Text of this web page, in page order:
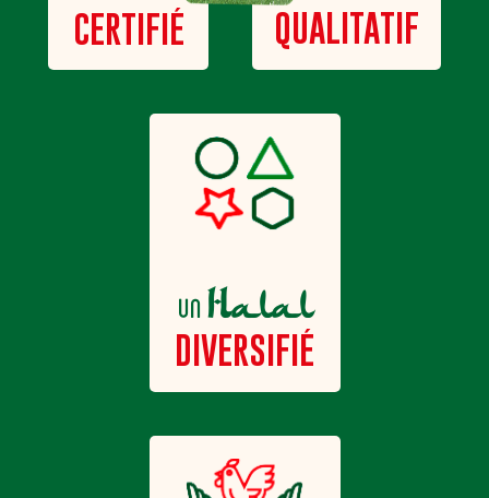
CERTIFIÉ QUALITATIF
unHalal
DIVERSIFIÉ